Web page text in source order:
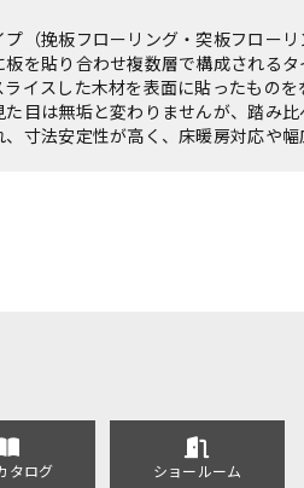
（挽板フローリング・突板フローリ
板を貼り合わせ複数層で構成される
イスした木材を表面に貼ったものを
た目は無垢と変わりませんが、踏み
寸法安定性が高く、床暖房対応や幅
タログ ショールーム